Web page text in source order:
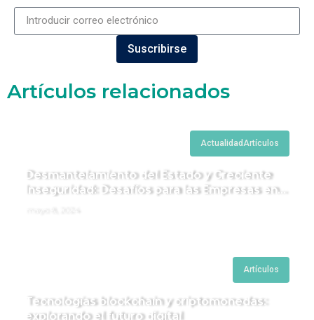
Suscribirse
Artículos relacionados
ActualidadArtículos
Desmantelamiento del Estado y Creciente
Inseguridad: Desafíos para las Empresas en
Artículos
Tecnologías blockchain y criptomonedas:
explorando el futuro digital